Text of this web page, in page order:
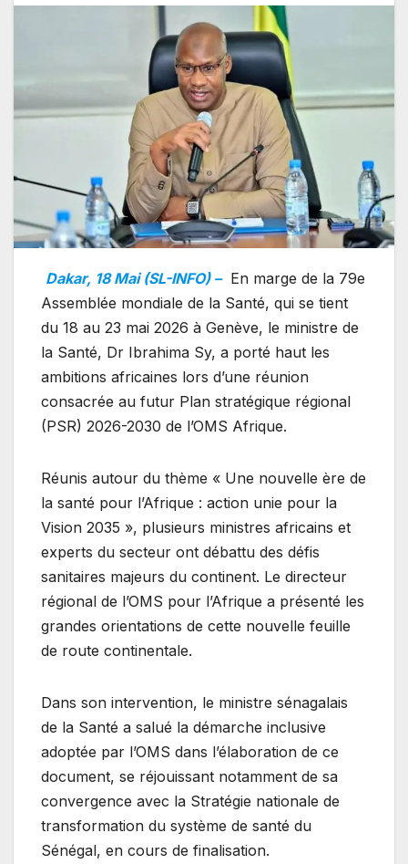
Dakar, 18 Mai (SL-INFO) – En marge de la 79e
Assemblée mondiale de la Santé, qui se tient
du 18 au 23 mai 2026 à Genève, le ministre de
la Santé, Dr Ibrahima Sy, a porté haut les
ambitions africaines lors d’une réunion
consacrée au futur Plan stratégique régional
(PSR) 2026-2030 de l’OMS Afrique.
Réunis autour du thème « Une nouvelle ère de
la santé pour l’Afrique : action unie pour la
Vision 2035 », plusieurs ministres africains et
experts du secteur ont débattu des défis
sanitaires majeurs du continent. Le directeur
régional de l’OMS pour l’Afrique a présenté les
grandes orientations de cette nouvelle feuille
de route continentale.
Dans son intervention, le ministre sénagalais
de la Santé a salué la démarche inclusive
adoptée par l’OMS dans l’élaboration de ce
document, se réjouissant notamment de sa
convergence avec la Stratégie nationale de
transformation du système de santé du
Sénégal, en cours de finalisation.